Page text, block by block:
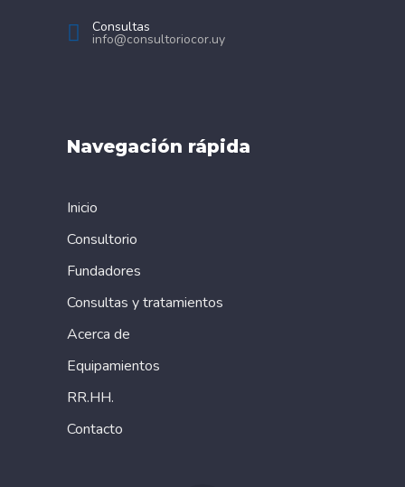
Consultas
info@consultoriocor.uy
Navegación rápida
Inicio
Consultorio
Fundadores
Consultas y tratamientos
Acerca de
Equipamientos
RR.HH.
Contacto